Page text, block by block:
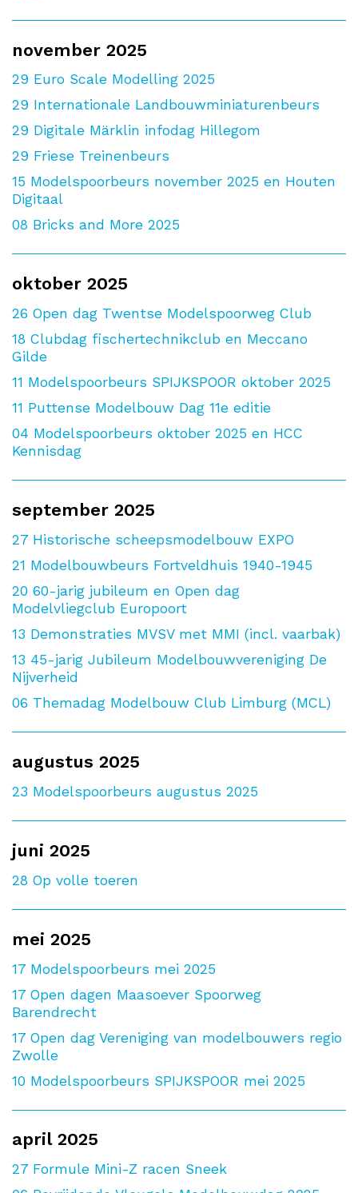
november 2025
29 Euro Scale Modelling 2025
29 Internationale Landbouwminiaturenbeurs
29 Digitale Märklin infodag Hillegom
29 Friese Treinenbeurs
15 Modelspoorbeurs november 2025 en Houten
Digitaal
08 Bricks and More 2025
oktober 2025
26 Open dag Twentse Modelspoorweg Club
18 Clubdag fischertechnikclub en Meccano
Gilde
11 Modelspoorbeurs SPIJKSPOOR oktober 2025
11 Puttense Modelbouw Dag 11e editie
04 Modelspoorbeurs oktober 2025 en HCC
Kennisdag
september 2025
27 Historische scheepsmodelbouw EXPO
21 Modelbouwbeurs Fortveldhuis 1940-1945
20 60-jarig jubileum en Open dag
Modelvliegclub Europoort
13 Demonstraties MVSV met MMI (incl. vaarbak)
13 45-jarig Jubileum Modelbouwvereniging De
Nijverheid
06 Themadag Modelbouw Club Limburg (MCL)
augustus 2025
23 Modelspoorbeurs augustus 2025
juni 2025
28 Op volle toeren
mei 2025
17 Modelspoorbeurs mei 2025
17 Open dagen Maasoever Spoorweg
Barendrecht
17 Open dag Vereniging van modelbouwers regio
Zwolle
10 Modelspoorbeurs SPIJKSPOOR mei 2025
april 2025
27 Formule Mini-Z racen Sneek